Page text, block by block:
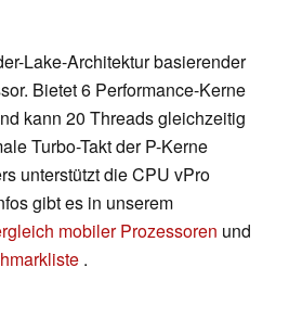
Lake-Architektur basierender
Bietet 6 Performance-Kerne
kann 20 Threads gleichzeitig
Turbo-Takt der P-Kerne
unterstützt die CPU vPro
gibt es in unserem
mobiler Prozessoren und
.